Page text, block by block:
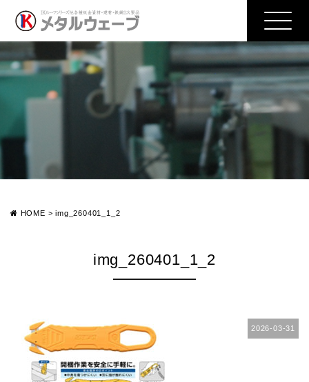
HOME >img_260401_1_2
img_260401_1_2
2026-03-31